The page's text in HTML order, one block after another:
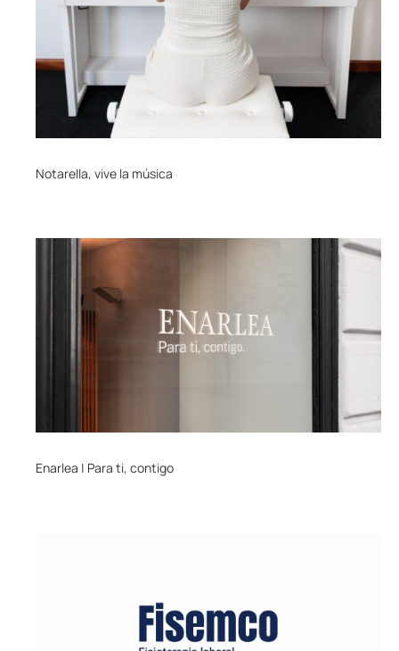
Notarella, vive la música
Enarlea | Para ti, contigo